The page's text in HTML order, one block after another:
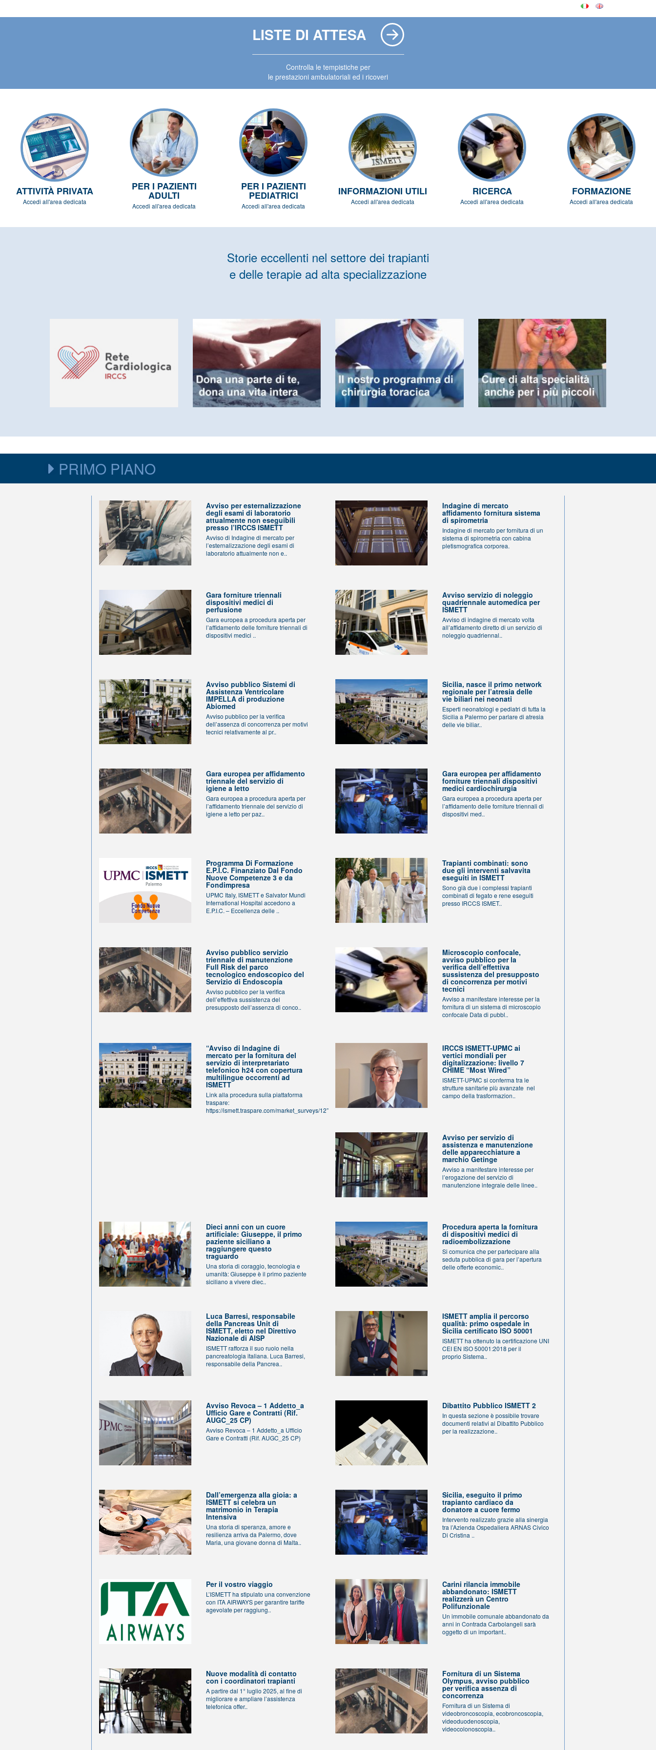
LISTE DI ATTESA
Controlla le tempistiche per
le prestazioni ambulatoriali ed i ricoveri
ATTIVITÀ PRIVATA
Accedi all'area dedicata
PER I PAZIENTI
ADULTI
Accedi all'area dedicata
PER I PAZIENTI
PEDIATRICI
Accedi all'area dedicata
INFORMAZIONI UTILI
Accedi all'area dedicata
RICERCA
Accedi all'area dedicata
FORMAZIONE
Accedi all'area dedicata
Storie eccellenti nel settore dei trapianti
e delle terapie ad alta specializzazione
PRIMO PIANO
Avviso per esternalizzazione
degli esami di laboratorio
attualmente non eseguibili
presso l’IRCCS ISMETT
Avviso di Indagine di mercato per
l’esternalizzazione degli esami di
laboratorio attualmente non e..
Indagine di mercato
affidamento fornitura sistema
di spirometria
Indagine di mercato per fornitura di un
sistema di spirometria con cabina
pletismografica corporea.
Gara forniture triennali
dispositivi medici di
perfusione
Gara europea a procedura aperta per
l’affidamento delle forniture triennali di
dispositivi medici ..
Avviso servizio di noleggio
quadriennale automedica per
ISMETT
Avviso di indagine di mercato volta
all’affidamento diretto di un servizio di
noleggio quadriennal..
Avviso pubblico Sistemi di
Assistenza Ventricolare
IMPELLA di produzione
Abiomed
Avviso pubblico per la verifica
dell’assenza di concorrenza per motivi
tecnici relativamente al pr..
Sicilia, nasce il primo network
regionale per l’atresia delle
vie biliari nei neonati
Esperti neonatologi e pediatri di tutta la
Sicilia a Palermo per parlare di atresia
delle vie biliar..
Gara europea per affidamento
triennale del servizio di
igiene a letto
Gara europea a procedura aperta per
l’affidamento triennale del servizio di
igiene a letto per paz..
Gara europea per affidamento
forniture triennali dispositivi
medici cardiochirurgia
Gara europea a procedura aperta per
l’affidamento delle forniture triennali di
dispositivi med..
Programma Di Formazione
E.P.I.C. Finanziato Dal Fondo
Nuove Competenze 3 e da
Fondimpresa
UPMC Italy, ISMETT e Salvator Mundi
International Hospital accedono a
E.P.I.C. – Eccellenza delle ..
Trapianti combinati: sono
due gli interventi salvavita
eseguiti in ISMETT
Sono già due i complessi trapianti
combinati di fegato e rene eseguiti
presso IRCCS ISMET..
Avviso pubblico servizio
triennale di manutenzione
Full Risk del parco
tecnologico endoscopico del
Servizio di Endoscopia
Avviso pubblico per la verifica
dell’effettiva sussistenza del
presupposto dell’assenza di conco..
Microscopio confocale,
avviso pubblico per la
verifica dell’effettiva
sussistenza del presupposto
di concorrenza per motivi
tecnici
Avviso a manifestare interesse per la
fornitura di un sistema di microscopio
confocale Data di pubbl..
“Avviso di Indagine di
mercato per la fornitura del
servizio di interpretariato
telefonico h24 con copertura
multilingue occorrenti ad
ISMETT
Link alla procedura sulla piattaforma
traspare:
https://ismett.traspare.com/market_surveys/12”
IRCCS ISMETT-UPMC ai
vertici mondiali per
digitalizzazione: livello 7
CHIME “Most Wired”
ISMETT-UPMC si conferma tra le
strutture sanitarie più avanzate nel
campo della trasformazion..
Avviso per servizio di
assistenza e manutenzione
delle apparecchiature a
marchio Getinge
Avviso a manifestare interesse per
l’erogazione del servizio di
manutenzione integrale delle linee..
Dieci anni con un cuore
artificiale: Giuseppe, il primo
paziente siciliano a
raggiungere questo
traguardo
Una storia di coraggio, tecnologia e
umanità: Giuseppe è il primo paziente
siciliano a vivere diec..
Procedura aperta la fornitura
di dispositivi medici di
radioembolizzazione
Si comunica che per partecipare alla
seduta pubblica di gara per l’apertura
delle offerte economic..
Luca Barresi, responsabile
della Pancreas Unit di
ISMETT, eletto nel Direttivo
Nazionale di AISP
ISMETT rafforza il suo ruolo nella
pancreatologia italiana. Luca Barresi,
responsabile della Pancrea..
ISMETT amplia il percorso
qualità: primo ospedale in
Sicilia certificato ISO 50001
ISMETT ha ottenuto la certificazione UNI
CEI EN ISO 50001:2018 per il
proprio Sistema..
Avviso Revoca – 1 Addetto_a
Ufficio Gare e Contratti (Rif.
AUGC_25 CP)
Avviso Revoca – 1 Addetto_a Ufficio
Gare e Contratti (Rif. AUGC_25 CP)
Dibattito Pubblico ISMETT 2
In questa sezione è possibile trovare
documenti relativi al Dibattito Pubblico
per la realizzazione..
Dall’emergenza alla gioia: a
ISMETT si celebra un
matrimonio in Terapia
Intensiva
Una storia di speranza, amore e
resilienza arriva da Palermo, dove
Maria, una giovane donna di Malta..
Sicilia, eseguito il primo
trapianto cardiaco da
donatore a cuore fermo
Intervento realizzato grazie alla sinergia
tra l’Azienda Ospedaliera ARNAS Civico
Di Cristina ..
Per il vostro viaggio
L’ISMETT ha stipulato una convenzione
con ITA AIRWAYS per garantire tariffe
agevolate per raggiung..
Carini rilancia immobile
abbandonato: ISMETT
realizzerà un Centro
Polifunzionale
Un immobile comunale abbandonato da
anni in Contrada Carbolangeli sarà
oggetto di un important..
Nuove modalità di contatto
con i coordinatori trapianti
A partire dal 1° luglio 2025, al fine di
migliorare e ampliare l’assistenza
telefonica offer..
Fornitura di un Sistema
Olympus, avviso pubblico
per verifica assenza di
concorrenza
Fornitura di un Sistema di
videobroncoscopia, ecobroncoscopia,
videoduodenoscopia,
videocolonoscopia..